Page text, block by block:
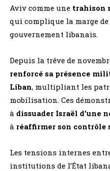
Aviv comme une trahison
qui complique la marge
gouvernement libanais​.
Depuis la trêve de
renforcé sa présence
Liban, multipliant les
mobilisation. Ces
à dissuader Israël d’une
à réaffirmer son contrôle
Les tensions internes
institutions de l’État